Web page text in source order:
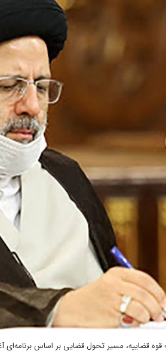
قوه قضاییه، مسیر تحول قضایی بر اساس